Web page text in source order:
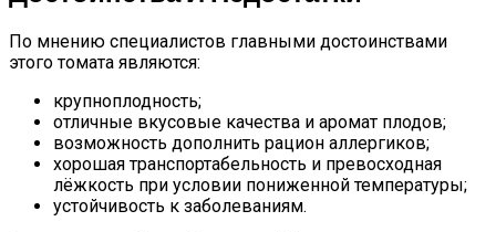
По мнению специалистов главными достоинствами
этого томата являются:
крупноплодность;
отличные вкусовые качества и аромат плодов;
возможность дополнить рацион аллергиков;
хорошая транспортабельность и превосходная
лёжкость при условии пониженной температуры;
устойчивость к заболеваниям.